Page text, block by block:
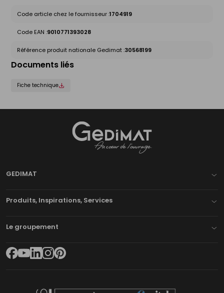
Code article chez le fournisseur :1704919
Code EAN :9010771393028
Référence produit nationale Gedimat :30568199
Documents liés
Fiche technique
GEDIMAT
Produits, Inspirations, Services
Le groupement